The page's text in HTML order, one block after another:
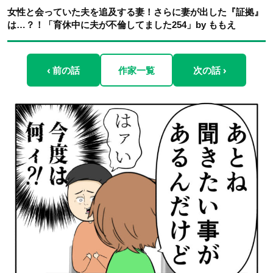
女性と会っていた夫を追及する妻！さらに妻が出した『証拠』
は…？！「育休中に夫が不倫してました254」by ももえ
‹ 前の話 作家一覧 次の話 ›